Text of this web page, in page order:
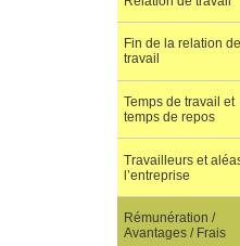
Fin de la relation de
travail
Temps de travail et
temps de repos
Travailleurs et
l’entreprise
Rémunération /
Avantages / Frais